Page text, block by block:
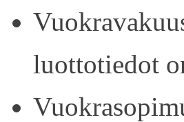
luottotiedot